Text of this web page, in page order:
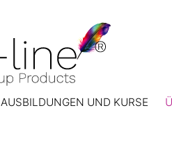
AUSBILDUNGEN UND KURSE